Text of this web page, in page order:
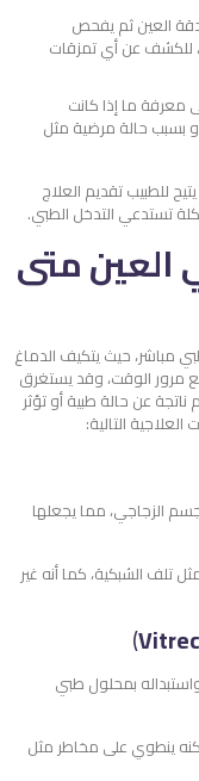
العين ثم يفحص
للكشف عن أي تمزقات
ما إذا كانت
بسبب حالة مرضية مثل
للطبيب تقديم العلاج
تستدعي التدخل الطبي.
العين متى
مباشر، حيث يتكيف الدماغ
مرور الوقت، وقد يستغرق
عن حالة طبية أو تؤثر
التالية:
الزجاجي، مما يجعلها
تلف الشبكية، كما أنه غير
)
بمحلول طبي
لكنه ينطوي على مخاطر مثل